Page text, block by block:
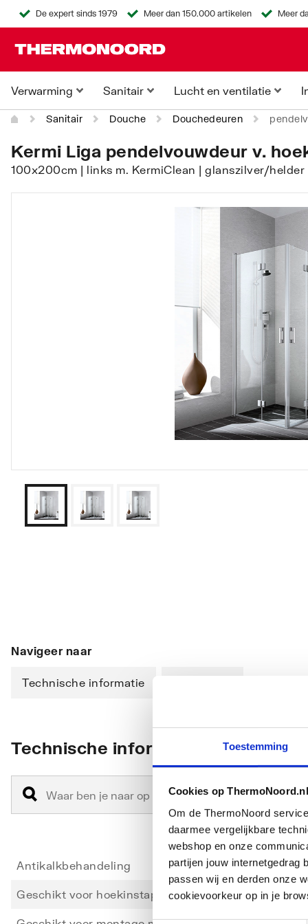
Toestemming
Cookies op ThermoNoord.nl
Om de ThermoNoord
daarmee vergelijkbare
webshop en onze
partijen jouw internetgedrag
passen wij en derden onze
cookievoorkeur op in je
De expert sinds 1979 Meer dan 150.000 artikelen Meer
Verwarming Sanitair Lucht en ventilatie
Sanitair Douche Douchedeuren
Kermi Liga pendelvouwdeur v.
100x200cm | links m. KermiClean | glanszilver/
Navigeer naar
Technische informatie
Technische informatie
Antikalkbehandeling Ja
Geschikt voor hoekinstap Ja